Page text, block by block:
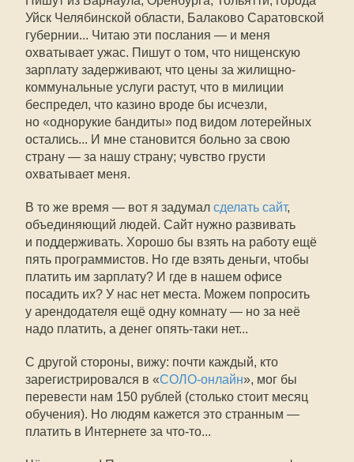
Уйск Челябинской области, Балаково Саратовской
губернии... Читаю эти послания — и меня
охватывает ужас. Пишут о том, что нищенскую
зарплату задерживают, что цены за жилищно-
коммунальные услуги растут, что в милиции
беспредел, что казино вроде бы исчезли,
но «однорукие бандиты» под видом лотерейных
остались... И мне становится больно за свою
страну — за нашу страну; чувство грусти
охватывает меня.
В то же время — вот я задумал сделать сайт,
объединяющий людей. Сайт нужно развивать
и поддерживать. Хорошо бы взять на работу ещё
пять программистов. Но где взять деньги, чтобы
платить им зарплату? И где в нашем офисе
посадить их? У нас нет места. Можем попросить
у арендодателя ещё одну комнату — но за неё
надо платить, а денег опять-таки нет...
С другой стороны, вижу: почти каждый, кто
зарегистрировался в «СОЛО-онлайн», мог бы
перевести нам 150 рублей (столько стоит месяц
обучения). Но людям кажется это странным —
платить в Интернете за что-то...